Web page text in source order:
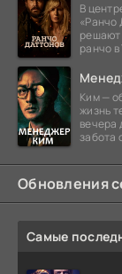
В
«Ранчо
решают
ранчо
Ким —
жизнь
вечера
забота
Обновления
Самые